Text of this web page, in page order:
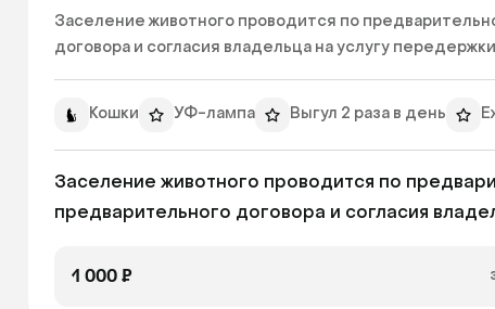
Заселение животного проводится по
договора и согласия владельца на услугу
Кошки УФ-лампа Выгул 2 раза в день
Заселение животного проводится по
предварительного договора и согласия
1 000 ₽